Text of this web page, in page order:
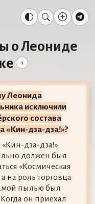
о Леониде
1
Леонида
исключили
состава
«Кин-дза-дза!»?
дза-дза!»
должен был
«Космическая
на роль торговца
пылью был
он приехал